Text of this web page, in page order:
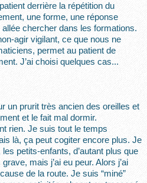
derrière la répétition du
une forme, une réponse
chercher dans les formations.
agir vigilant, ce que nous ne
permet au patient de
J’ai choisi quelques cas...
un prurit très ancien des oreilles et
et le fait mal dormir.
rien. Je suis tout le temps
là, ça peut cogiter encore plus. Je
petits-enfants, d’autant plus que
mais j’ai eu peur. Alors j’ai
de la route. Je suis “miné”